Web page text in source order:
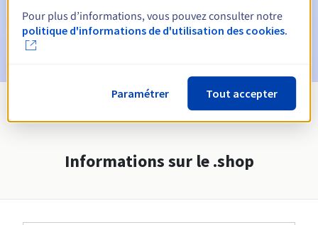
E-mail après la période de grâce de rédemptionpour
notification de la suppression du nom de domaine
Informations sur le .shop
Pour plus d’informations, vous pouvez consulter notre
politique d'informations de d'utilisation des cookies.
Paramétrer Tout accepter